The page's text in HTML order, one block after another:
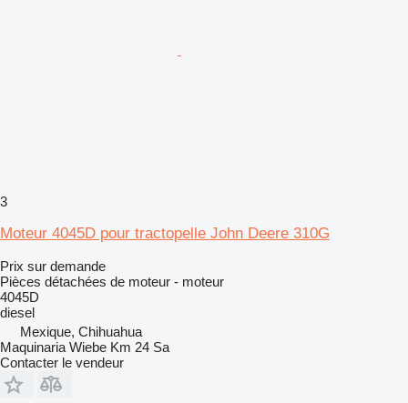
3
Moteur 4045D pour tractopelle John Deere 310G
Prix sur demande
Pièces détachées de moteur - moteur
4045D
diesel
Mexique, Chihuahua
Maquinaria Wiebe Km 24 Sa
Contacter le vendeur